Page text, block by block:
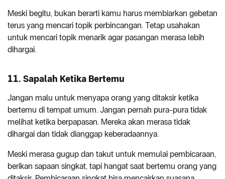
Meski begitu, bukan berarti kamu harus membiarkan gebetan
terus yang mencari topik perbincangan. Tetap usahakan
untuk mencari topik menarik agar pasangan merasa lebih
dihargai.
11. Sapalah Ketika Bertemu
Jangan malu untuk menyapa orang yang ditaksir ketika
bertemu di tempat umum. Jangan pernah pura-pura tidak
melihat ketika berpapasan. Mereka akan merasa tidak
dihargai dan tidak dianggap keberadaannya.
Meski merasa gugup dan takut untuk memulai pembicaraan,
berikan sapaan singkat, tapi hangat saat bertemu orang yang